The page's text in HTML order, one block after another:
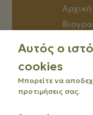
Αρχική
Αυτός ο
cookies
Μπορείτε να
προτιμήσεις σας.